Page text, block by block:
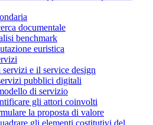
documentale
benchmark
euristica
servizi e il service design
pubblici digitali
di servizio
gli attori coinvolti
la proposta di valore
gli elementi costitutivi del